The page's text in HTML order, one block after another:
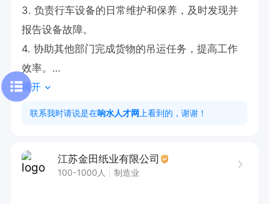
3. 负责行车设备的日常维护和保养，及时发现并
报告设备故障。
4. 协助其他部门完成货物的吊运任务，提高工作
效率。
任职要求：
2. 持有Q4或者Q5行车操作证
展开
联系我时请说是在响水人才网 上看到的，谢谢！
江苏金田纸业有限公司
100-1000人 制造业